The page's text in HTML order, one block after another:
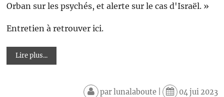
Orban sur les psychés, et alerte sur le cas d'Israël. »
Entretien à retrouver ici.
Lire plus...
parlunalaboute| 04 jui 2023